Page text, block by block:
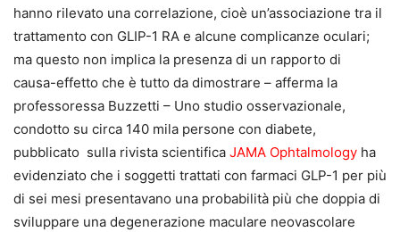
hanno rilevato una correlazione, cioè un’associazione tra il
trattamento con GLIP-1 RA e alcune complicanze oculari;
ma questo non implica la presenza di un rapporto di
causa-effetto che è tutto da dimostrare – afferma la
professoressa Buzzetti – Uno studio osservazionale,
condotto su circa 140 mila persone con diabete,
pubblicato sulla rivista scientifica JAMA Ophtalmology ha
evidenziato che i soggetti trattati con farmaci GLP-1 per più
di sei mesi presentavano una probabilità più che doppia di
sviluppare una degenerazione maculare neovascolare